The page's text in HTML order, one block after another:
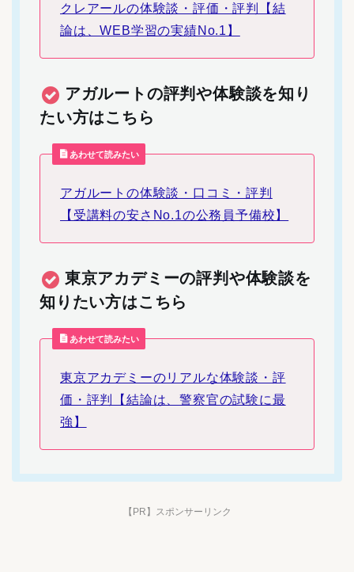
クレアールの体験談・評価・評判【結
論は、WEB学習の実績No.1】
アガルートの評判や体験談を知り
たい方はこちら
あわせて読みたい
アガルートの体験談・口コミ・評判
【受講料の安さNo.1の公務員予備校】
東京アカデミーの評判や体験談を
知りたい方はこちら
あわせて読みたい
東京アカデミーのリアルな体験談・評
価・評判【結論は、警察官の試験に最
強】
【PR】スポンサーリンク